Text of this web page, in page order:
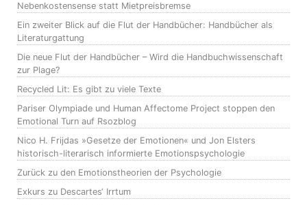
Nebenkostensense statt Mietpreisbremse
Ein zweiter Blick auf die Flut der Handbücher: Handbücher als
Literaturgattung
Die neue Flut der Handbücher – Wird die Handbuchwissenschaft
zur Plage?
Recycled Lit: Es gibt zu viele Texte
Pariser Olympiade und Human Affectome Project stoppen den
Emotional Turn auf Rsozblog
Nico H. Frijdas »Gesetze der Emotionen« und Jon Elsters
historisch-literarisch informierte Emotionspsychologie
Zurück zu den Emotionstheorien der Psychologie
Exkurs zu Descartes‘ Irrtum